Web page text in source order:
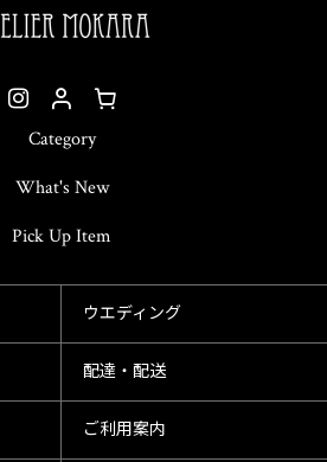
Category
What's New
Pick Up Item
ウエディング
配達・配送
ご利用案内